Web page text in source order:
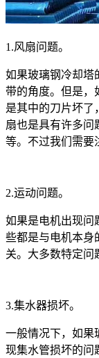
1.风扇问题。
如果玻璃钢冷却塔
带的角度。但是，
是其中的刀片坏了
扇也是具有许多问
等。不过我们需要
2.运动问题。
如果是电机出现问
些都是与电机本身
关。大多数特定问
3.集水器损坏。
一般情况下，如果
现集水管损坏的问